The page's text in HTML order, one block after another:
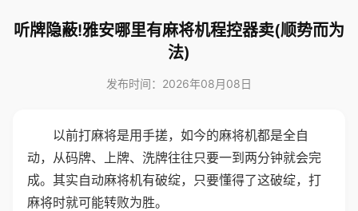
听牌隐蔽!雅安哪里有麻将机程控器卖(顺势而为
法)
发布时间：2026年08月08日
以前打麻将是用手搓，如今的麻将机都是全自
动，从码牌、上牌、洗牌往往只要一到两分钟就会完
成。其实自动麻将机有破绽，只要懂得了这破绽，打
麻将时就可能转败为胜。